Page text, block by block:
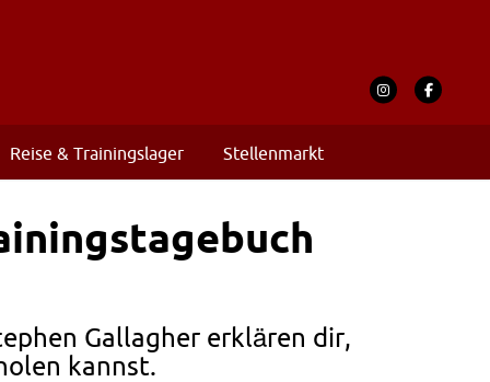
Reise & Trainingslager Stellenmarkt
Gallagher erklären dir,
kannst.